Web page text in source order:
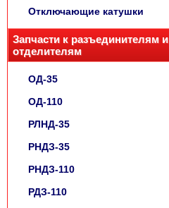
Отключающие катушки
Запчасти к разъединителям и
отделителям
ОД-35
ОД-110
РЛНД-35
РНДЗ-35
РНДЗ-110
РДЗ-110